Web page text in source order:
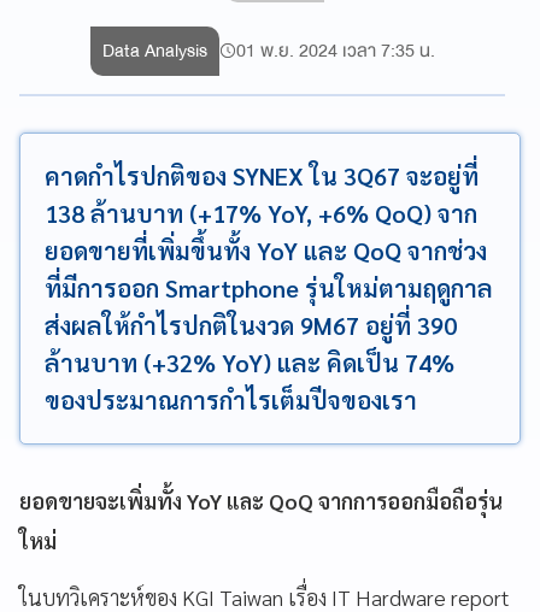
Data Analysis 01 พ.ย. 2024 เวลา 7:35 น.
คาดกำไรปกติของ SYNEX ใน 3Q67 จะอยู่ที่
138 ล้านบาท (+17% YoY, +6% QoQ) จาก
ยอดขายที่เพิ่มขึ้นทั้ง YoY และ QoQ จากช่วง
ที่มีการออก Smartphone รุ่นใหม่ตามฤดูกาล
ส่งผลให้กำไรปกติในงวด 9M67 อยู่ที่ 390
ล้านบาท (+32% YoY) และ คิดเป็น 74%
ของประมาณการกำไรเต็มปีจของเรา
ยอดขายจะเพิ่มทั้ง YoY และ QoQ จากการออกมือถือรุ่น
ใหม่
ในบทวิเคราะห์ของ KGI Taiwan เรื่อง IT Hardware report